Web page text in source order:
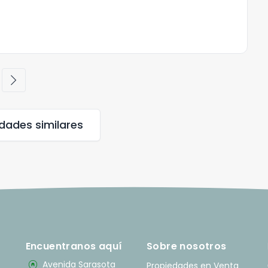
chevron_right
similares
Encuentranos aquí
Avenida Sarasota
Sobre nosotros
Propiedades en Venta